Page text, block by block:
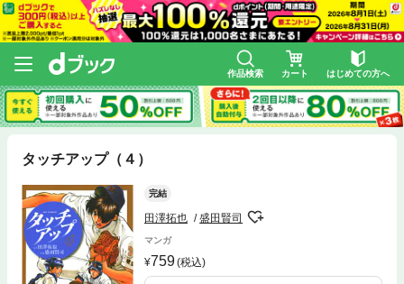
作品検索 カート はじめての方へ
タッチアップ（４）
完結
田澤拓也 盛田賢司
マンガ
759(税込)